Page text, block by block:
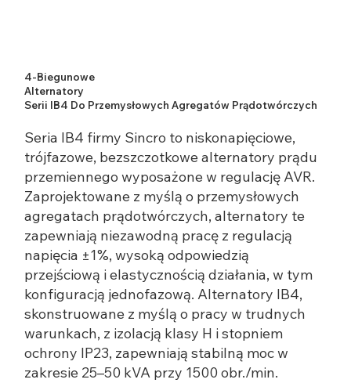
4-Biegunowe
Alternatory
Serii IB4 Do Przemysłowych Agregatów Prądotwórczych
Seria IB4 firmy Sincro to niskonapięciowe,
trójfazowe, bezszczotkowe alternatory prądu
przemiennego wyposażone w regulację AVR.
Zaprojektowane z myślą o przemysłowych
agregatach prądotwórczych, alternatory te
zapewniają niezawodną pracę z regulacją
napięcia ±1%, wysoką odpowiedzią
przejściową i elastycznością działania, w tym
konfiguracją jednofazową. Alternatory IB4,
skonstruowane z myślą o pracy w trudnych
warunkach, z izolacją klasy H i stopniem
ochrony IP23, zapewniają stabilną moc w
zakresie 25–50 kVA przy 1500 obr./min.